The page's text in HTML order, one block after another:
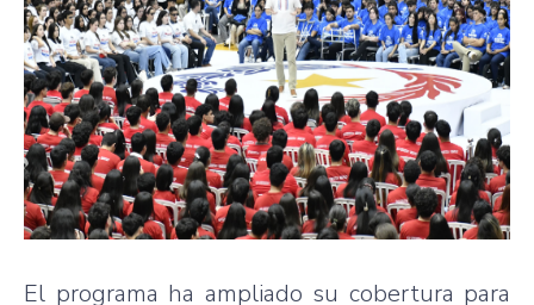
El programa ha ampliado su cobertura para